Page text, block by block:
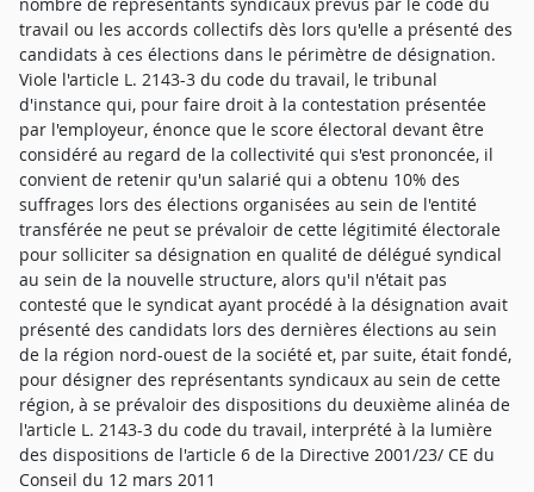
travail ou les accords collectifs dès lors qu'elle a présenté des
candidats à ces élections dans le périmètre de désignation.
Viole l'article L. 2143-3 du code du travail, le tribunal
d'instance qui, pour faire droit à la contestation présentée
par l'employeur, énonce que le score électoral devant être
considéré au regard de la collectivité qui s'est prononcée, il
convient de retenir qu'un salarié qui a obtenu 10% des
suffrages lors des élections organisées au sein de l'entité
transférée ne peut se prévaloir de cette légitimité électorale
pour solliciter sa désignation en qualité de délégué syndical
au sein de la nouvelle structure, alors qu'il n'était pas
contesté que le syndicat ayant procédé à la désignation avait
présenté des candidats lors des dernières élections au sein
de la région nord-ouest de la société et, par suite, était fondé,
pour désigner des représentants syndicaux au sein de cette
région, à se prévaloir des dispositions du deuxième alinéa de
l'article L. 2143-3 du code du travail, interprété à la lumière
des dispositions de l'article 6 de la Directive 2001/23/ CE du
Conseil du 12 mars 2011